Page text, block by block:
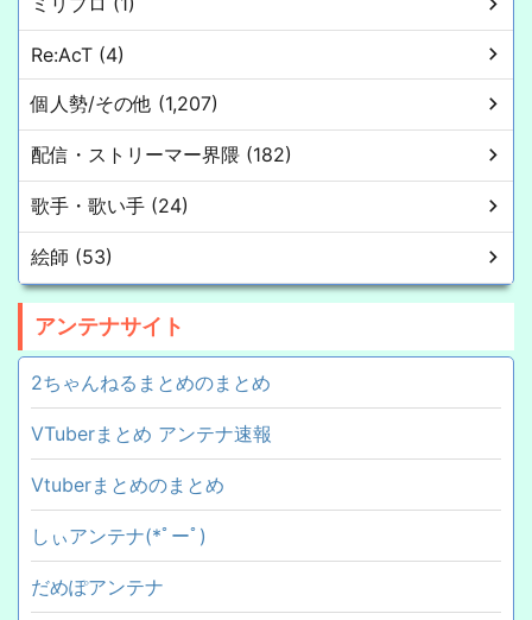
Re:AcT (4)
個人勢/その他 (1,207)
配信・ストリーマー界隈 (182)
歌手・歌い手 (24)
絵師 (53)
アンテナサイト
2ちゃんねるまとめのまとめ
VTuberまとめ アンテナ速報
Vtuberまとめのまとめ
しぃアンテナ(*ﾟーﾟ)
だめぽアンテナ